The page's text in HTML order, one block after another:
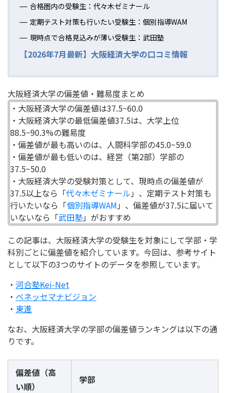
合格圏内の受験生：代々木ゼミナール
定期テスト対策も行いたい受験生：個別指導WAM
現時点で合格見込みが薄い受験生：武田塾
【2026年7月最新】大阪経済大学の口コミ情報
大阪経済大学の偏差値・難易度まとめ
・大阪経済大学の偏差値は37.5~60.0
・大阪経済大学の最低偏差値37.5は、大学上位
88.5~90.3%の難易度
・偏差値が最も高いのは、人間科学部の45.0~59.0
・偏差値が最も低いのは、経営（第2部）学部の
37.5~50.0
・大阪経済大学の受験対策として、現時点の偏差値が
37.5以上なら「代々木ゼミナール 」、定期テスト対策も
行いたいなら「個別指導WAM 」、偏差値が37.5に届いて
いないなら「武田塾」がおすすめ
この記事は、大阪経済大学の受験生を対象にして学部・学
科別ごとに偏差値を紹介しています。今回は、参考サイト
として以下の3つのサイトのデータを参照しています。
・ 河合塾Kei-Net
・ ベネッセマナビジョン
・ 東進
なお、大阪経済大学の学部の偏差値ランキングは以下の通
りです。
偏差値（高
い順）
学部